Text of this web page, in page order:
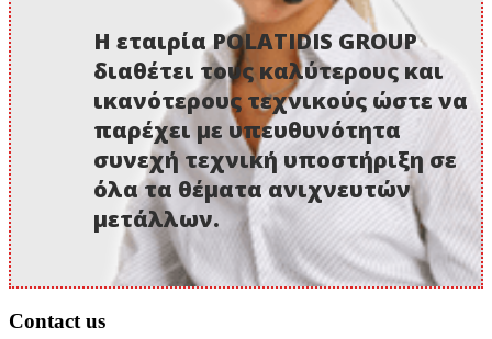
Η εταιρία POLATIDIS GROUP
διαθέτει τους καλύτερους και
ικανότερους τεχνικούς ώστε να
παρέχει με υπευθυνότητα
συνεχή τεχνική υποστήριξη σε
όλα τα θέματα ανιχνευτών
μετάλλων.
Contact us